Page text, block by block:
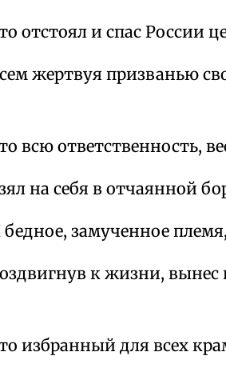
отстоял и спас России
жертвуя призванью
всю ответственность,
на себя в отчаянной
замученное племя,
к жизни, вынес
избранный для всех